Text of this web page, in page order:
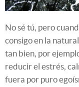
No sé tú, pero
consigo en la
tan bien, por
reducir el estrés,
fuera por puro